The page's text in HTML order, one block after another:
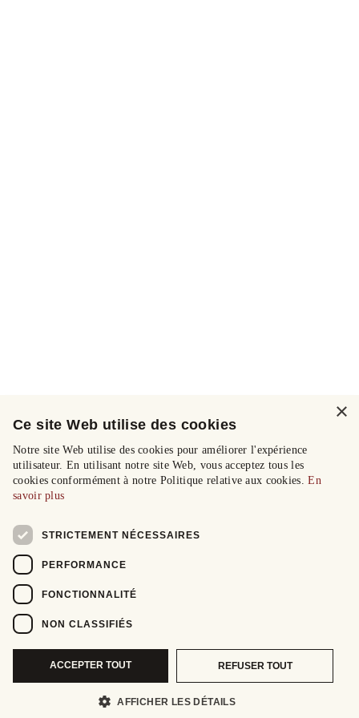
×
Ce site Web utilise des cookies
Notre site Web utilise des cookies pour améliorer l'expérience
utilisateur. En utilisant notre site Web, vous acceptez tous les
cookies conformément à notre Politique relative aux cookies.En
savoir plus
STRICTEMENT NÉCESSAIRES
PERFORMANCE
FONCTIONNALITÉ
NON CLASSIFIÉS
ACCEPTER TOUT REFUSER TOUT
AFFICHER LES DÉTAILS